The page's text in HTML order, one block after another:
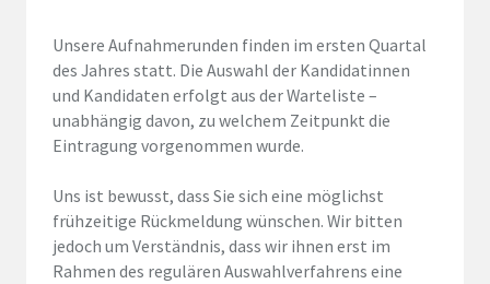
Unsere Aufnahmerunden finden im ersten Quartal
des Jahres statt. Die Auswahl der Kandidatinnen
und Kandidaten erfolgt aus der Warteliste –
unabhängig davon, zu welchem Zeitpunkt die
Eintragung vorgenommen wurde.
Uns ist bewusst, dass Sie sich eine möglichst
frühzeitige Rückmeldung wünschen. Wir bitten
jedoch um Verständnis, dass wir ihnen erst im
Rahmen des regulären Auswahlverfahrens eine